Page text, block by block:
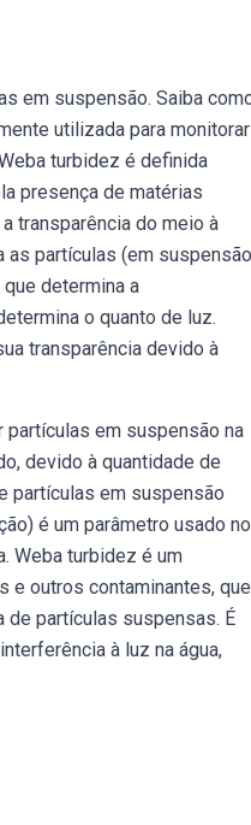
em suspensão. Saiba
utilizada para monitorar
turbidez é definida
presença de matérias
transparência do meio à
partículas (em suspensão
determina a
o quanto de luz.
transparência devido à
em suspensão na
devido à quantidade de
partículas em suspensão
é um parâmetro usado no
Weba turbidez é um
e outros contaminantes, que
de partículas suspensas. É
à luz na água,